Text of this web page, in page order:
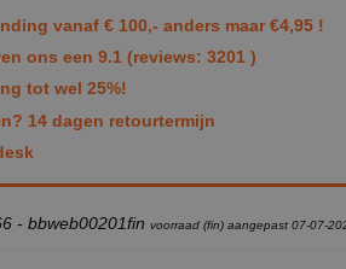
vanaf € 100,- anders maar €4,95 !
ons een 9.1 (reviews: 3201 )
tot wel 25%!
14 dagen retourtermijn
- bbweb00201fin voorraad (fin) aangepast 07-07-